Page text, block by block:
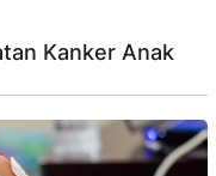
Kanker Anak